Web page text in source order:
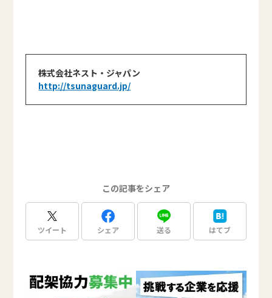
株式会社ネスト・ジャパン
http://tsunaguard.jp/
この記事をシェア
ツイート シェア 送る はてブ